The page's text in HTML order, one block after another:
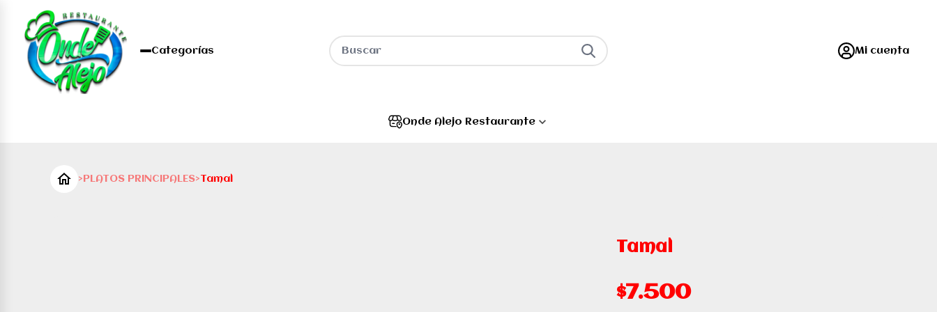
Categorías Mi cuenta
Onde Alejo Restaurante
> PLATOS PRINCIPALES>Tamal
Tamal
$7.500